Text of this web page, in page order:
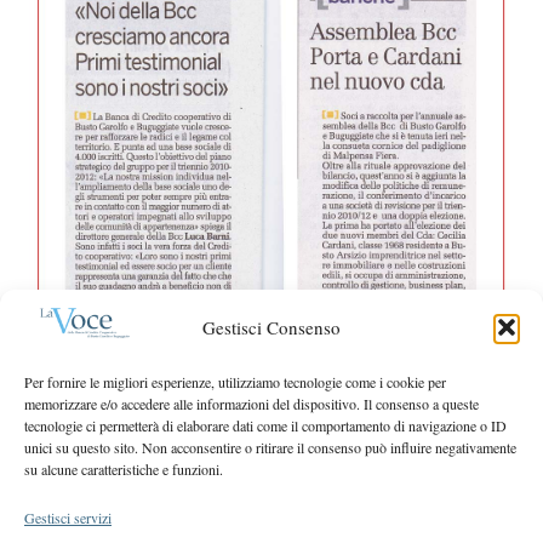
Gestisci Consenso
Per fornire le migliori esperienze, utilizziamo tecnologie come i cookie per
memorizzare e/o accedere alle informazioni del dispositivo. Il consenso a queste
tecnologie ci permetterà di elaborare dati come il comportamento di navigazione o ID
unici su questo sito. Non acconsentire o ritirare il consenso può influire negativamente
su alcune caratteristiche e funzioni.
Gestisci servizi
r
:
S
e
a
r
c
h
f
o
r
: